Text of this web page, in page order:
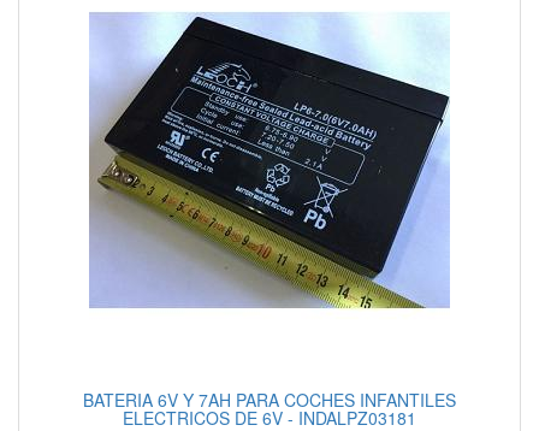
BATERIA 6V Y 7AH PARA COCHES INFANTILES
ELECTRICOS DE 6V - INDALPZ03181